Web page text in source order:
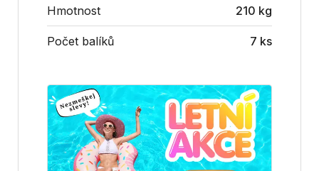
Hmotnost 210 kg
Počet balíků 7 ks